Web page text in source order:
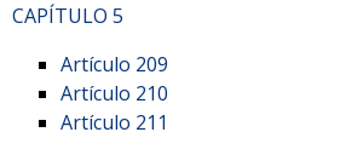
CAPÍTULO 5
Artículo 209
Artículo 210
Artículo 211